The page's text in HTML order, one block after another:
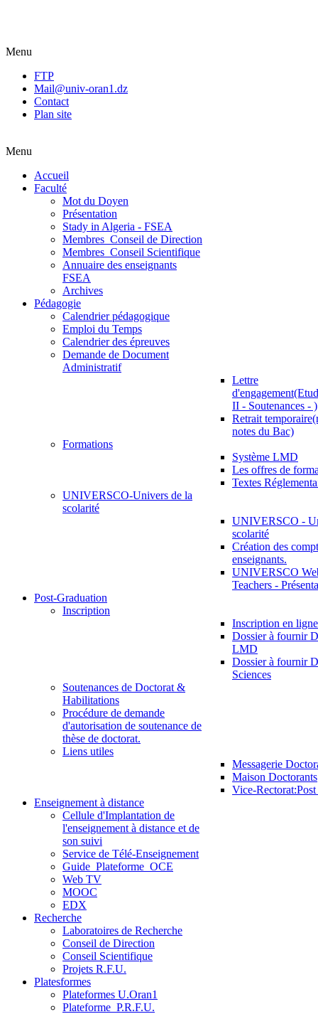
Menu
FTP
Mail@univ-oran1.dz
Contact
Plan site
Menu
Accueil
Faculté
Mot du Doyen
Présentation
Stady in Algeria - FSEA
Membres_Conseil de Direction
Membres_Conseil Scientifique
Annuaire des enseignants
FSEA
Archives
Pédagogie
Calendrier pédagogique
Emploi du Temps
Calendrier des épreuves
Demande de Document
Administratif
Lettre
II - Soutenances - )
Retrait
notes du Bac)
Formations
Système LMD
Les offres de
Textes
UNIVERSCO-Univers de la
scolarité
UNIVERSCO -
scolarité
Création des
enseignants.
UNIVERSCO
Teachers -
Post-Graduation
Inscription
Inscription en ligne
Dossier à fournir
LMD
Dossier à fournir
Sciences
Soutenances de Doctorat &
Habilitations
Procédure de demande
d'autorisation de soutenance de
thèse de doctorat.
Liens utiles
Messagerie
Maison Doctorants
Vice-
Enseignement à distance
Cellule d'Implantation de
l'enseignement à distance et de
son suivi
Service de Télé-Enseignement
Guide_Plateforme_OCE
Web TV
MOOC
EDX
Recherche
Laboratoires de Recherche
Conseil de Direction
Conseil Scientifique
Projets R.F.U.
Platesformes
Plateformes U.Oran1
Plateforme_P.R.F.U.